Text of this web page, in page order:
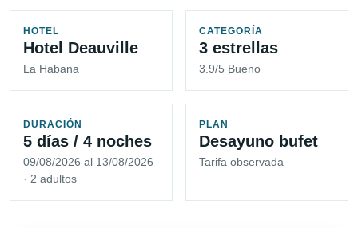
HOTEL
Hotel Deauville
La Habana
CATEGORÍA
3 estrellas
3.9/5 Bueno
DURACIÓN
5 días / 4 noches
09/08/2026 al 13/08/2026
· 2 adultos
PLAN
Desayuno bufet
Tarifa observada